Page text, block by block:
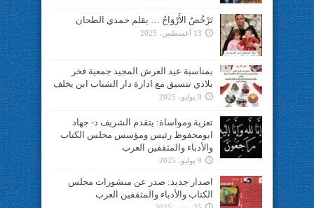
تَرْخُصُ الأَرْوَاحُ … بقلم حمدي الطحان
13 أغسطس، 2025
بمناسبة عيد العرش المجيد جمعية فخر
بلادي تنسيق مع ادارة دار الشباب ابن يخلف
9 يوليو، 2025
تعزية ومواساة: يتقدم الشريف د- جهاد
ابومحفوظ رئيس ومؤسس مجلس الكتاب
والأدباء والمثقفين العرب
9 يوليو، 2025
اصدار جديد: صدر عن منشورات مجلس
الكتاب والأدباء والمثقفين العرب